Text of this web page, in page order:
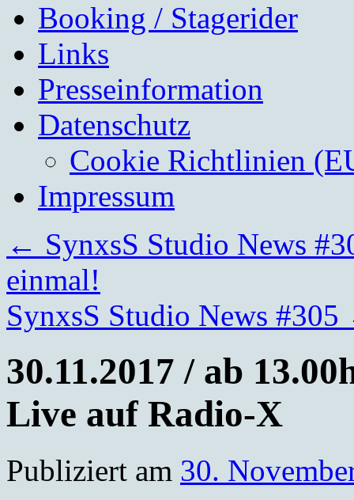
Booking / Stagerider
Links
Presseinformation
Datenschutz
Cookie Richtlinien
Impressum
← SynxsS Studio News
einmal!
SynxsS Studio News #305
30.11.2017 / ab
Live auf Radio-X
Publiziert am 30.